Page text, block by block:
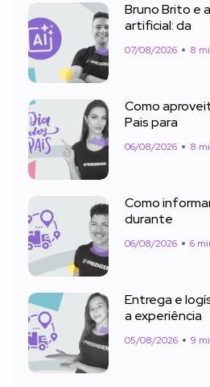
Bruno Brito e
artificial: da
07/08/2026 8
Como
Pais para
06/08/2026 8
Como
durante
06/08/2026 6
Entrega e
a experiência
05/08/2026 9